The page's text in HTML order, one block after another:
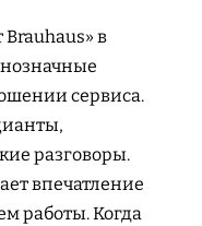
в
сервиса.
разговоры.
впечатление
работы. Когда